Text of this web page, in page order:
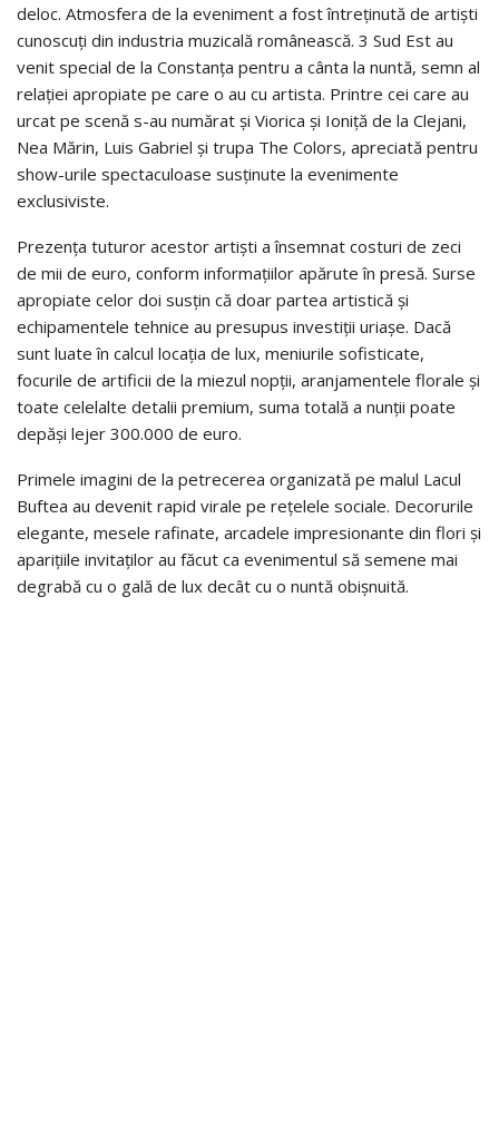
deloc. Atmosfera de la eveniment a fost întreținută de artiști
cunoscuți din industria muzicală românească. 3 Sud Est au
venit special de la Constanța pentru a cânta la nuntă, semn al
relației apropiate pe care o au cu artista. Printre cei care au
urcat pe scenă s-au numărat și Viorica și Ioniță de la Clejani,
Nea Mărin, Luis Gabriel și trupa The Colors, apreciată pentru
show-urile spectaculoase susținute la evenimente
exclusiviste.
Prezența tuturor acestor artiști a însemnat costuri de zeci
de mii de euro, conform informațiilor apărute în presă. Surse
apropiate celor doi susțin că doar partea artistică și
echipamentele tehnice au presupus investiții uriașe. Dacă
sunt luate în calcul locația de lux, meniurile sofisticate,
focurile de artificii de la miezul nopții, aranjamentele florale și
toate celelalte detalii premium, suma totală a nunții poate
depăși lejer 300.000 de euro.
Primele imagini de la petrecerea organizată pe malul Lacul
Buftea au devenit rapid virale pe rețelele sociale. Decorurile
elegante, mesele rafinate, arcadele impresionante din flori și
aparițiile invitaților au făcut ca evenimentul să semene mai
degrabă cu o gală de lux decât cu o nuntă obișnuită.